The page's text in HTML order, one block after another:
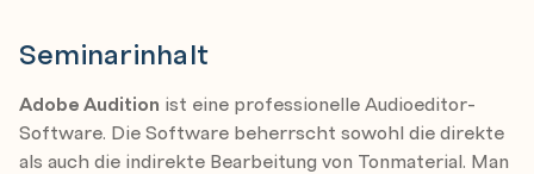
Seminarinhalt
Adobe Audition ist eine professionelle Audioeditor-
Software. Die Software beherrscht sowohl die direkte
als auch die indirekte Bearbeitung von Tonmaterial. Man